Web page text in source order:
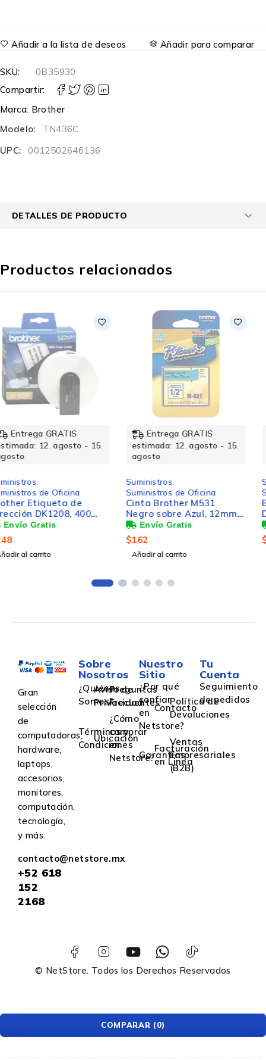
Añadir a la lista de deseos Añadir para comparar
SKU:
0B35930
Compartir:
Marca: Brother
Modelo:
TN436C
UPC:
0012502646136
DETALLES DE PRODUCTO
Productos relacionados
Entrega GRATIS
estimada: 12. agosto - 15.
agosto
Suministros
Suministros de Oficina
Cinta Brother M531
Negro sobre Azul, 12mm x
8m
$162
Añadir al carrito
Entrega GRATIS
estimada: 12. agosto - 15.
agosto
Suministros
Suministros de Oficina
Brother Rollo Etiqueta
DK1204, 17 x 54mm, 400
Etiquetas, para Brother
QL-500/QL-550
$162
Añadir al carrito
Gran
selección
de
computadoras,
hardware,
laptops,
accesorios,
monitores,
computación,
tecnología,
y más.
contacto@netstore.mx
+52 618
152
2168
Sobre
Nosotros
¿Quiénes
Somos?
Aviso de
Privacidad
Preguntas
Frecuentes
Términos y
Condiciones
Ubicación
¿Cómo
comprar
en
Netstore?
Nuestro
Sitio
¿Por qué
confiar
en
Netstore?
Contacto
Política de
Devoluciones
Garantías
Facturación
en Linea
Ventas
Empresariales
(B2B)
Tu
Cuenta
Seguimiento
de pedidos
© NetStore. Todos los Derechos Reservados
COMPARAR (0)